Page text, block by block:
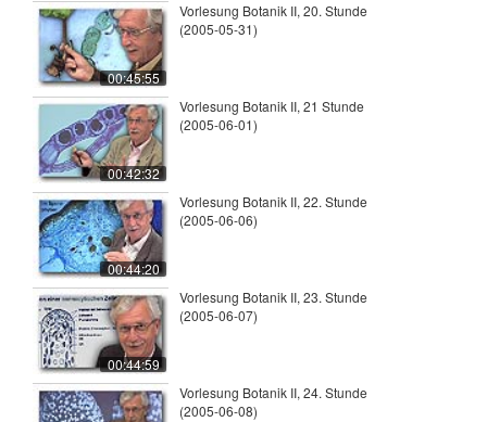
00:45:55
Vorlesung Botanik II, 20. Stunde
(2005-05-31)
00:42:32
Vorlesung Botanik II, 21 Stunde
(2005-06-01)
00:44:20
Vorlesung Botanik II, 22. Stunde
(2005-06-06)
00:44:59
Vorlesung Botanik II, 23. Stunde
(2005-06-07)
Vorlesung Botanik II, 24. Stunde
(2005-06-08)